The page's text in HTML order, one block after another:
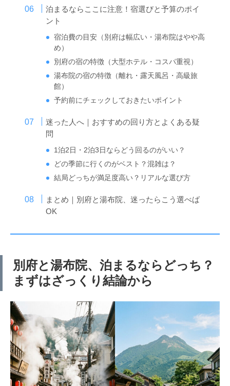
泊まるならここに注意！宿選びと予算のポイ
ント
宿泊費の目安（別府は幅広い・湯布院はやや高
め）
別府の宿の特徴（大型ホテル・コスパ重視）
湯布院の宿の特徴（離れ・露天風呂・高級旅
館）
予約前にチェックしておきたいポイント
迷った人へ｜おすすめの回り方とよくある疑
問
1泊2日・2泊3日ならどう回るのがいい？
どの季節に行くのがベスト？混雑は？
結局どっちが満足度高い？リアルな選び方
まとめ｜別府と湯布院、迷ったらこう選べば
OK
別府と湯布院、泊まるならどっち？
まずはざっくり結論から